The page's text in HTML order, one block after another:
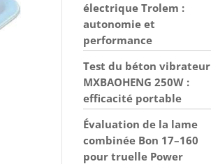
électrique Trolem :
autonomie et
performance
Test du béton vibrateur
MXBAOHENG 250W :
efficacité portable
Évaluation de la lame
combinée Bon 17–160
pour truelle Power